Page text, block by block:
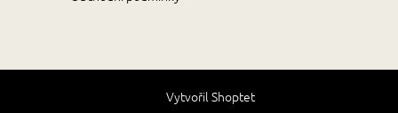
Vytvořil Shoptet